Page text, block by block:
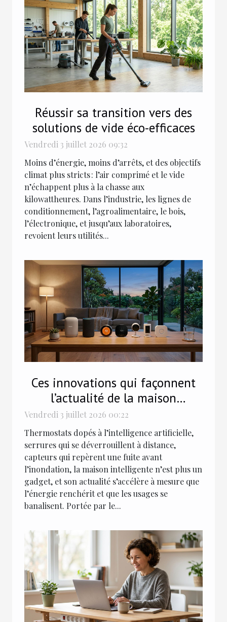
Réussir sa transition vers des
solutions de vide éco-efficaces
Vendredi 3 juillet 2026 09:32
Moins d’énergie, moins d’arrêts, et des objectifs
climat plus stricts : l’air comprimé et le vide
n’échappent plus à la chasse aux
kilowattheures. Dans l’industrie, les lignes de
conditionnement, l’agroalimentaire, le bois,
l’électronique, et jusqu’aux laboratoires,
revoient leurs utilités...
Ces innovations qui façonnent
l’actualité de la maison
intelligente
Vendredi 3 juillet 2026 00:22
Thermostats dopés à l’intelligence artificielle,
serrures qui se déverrouillent à distance,
capteurs qui repèrent une fuite avant
l’inondation, la maison intelligente n’est plus un
gadget, et son actualité s’accélère à mesure que
l’énergie renchérit et que les usages se
banalisent. Portée par le...